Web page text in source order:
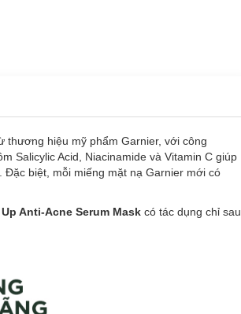
thương hiệu mỹ phẩm Garnier, với công
Salicylic Acid, Niacinamide và Vitamin C giúp
biệt, mỗi miếng mặt nạ Garnier mới có
Anti-Acne Serum Mask có tác dụng chỉ sau